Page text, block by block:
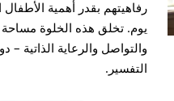
رفاهيتهم بقدر أهمية
يوم. تخلق هذه الخلوة
والتواصل والرعاية الذاتية –
التفسير.